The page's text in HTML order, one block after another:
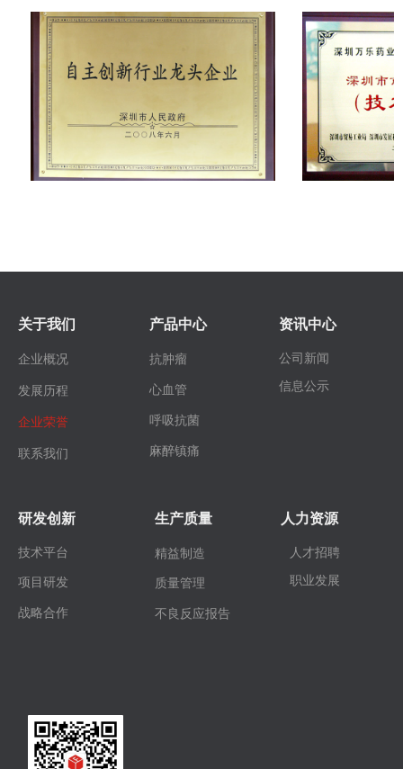
关于我们
企业概况
发展历程
企业荣誉
联系我们
产品中心
抗肿瘤
心血管
呼吸抗菌
麻醉镇痛
资讯中心
公司新闻
信息公示
研发创新
技术平台
项目研发
战略合作
生产质量
精益制造
质量管理
不良反应报告
人力资源
人才招聘
职业发展